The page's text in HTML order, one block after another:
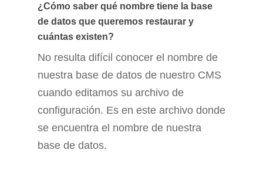
¿Cómo saber qué nombre tiene la base
de datos que queremos restaurar y
cuántas existen?
No resulta difícil conocer el nombre de
nuestra base de datos de nuestro CMS
cuando editamos su archivo de
configuración. Es en este archivo donde
se encuentra el nombre de nuestra
base de datos.